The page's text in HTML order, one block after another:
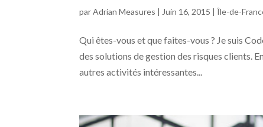
parAdrian Measures | Juin 16, 2015 |Île-de-
Qui êtes-vous et que faites-vous ? Je suis
des solutions de gestion des risques clients.
autres activités intéressantes...